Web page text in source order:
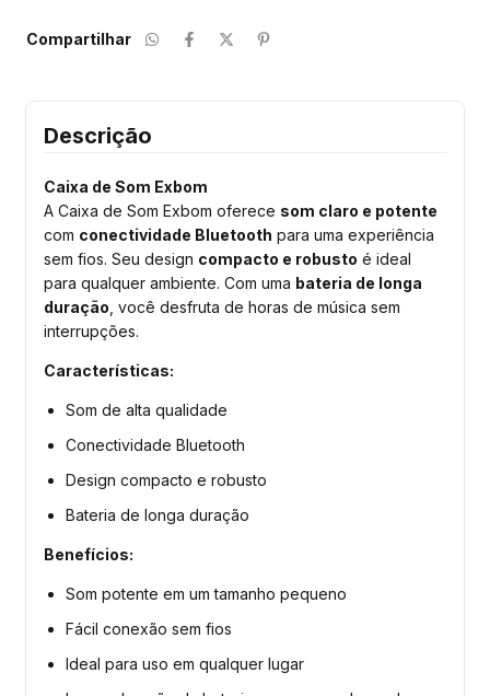
Compartilhar
Descrição
Caixa de Som Exbom
A Caixa de Som Exbom oferece som claro e potente
com conectividade Bluetooth para uma experiência
sem fios. Seu design compacto e robusto é ideal
para qualquer ambiente. Com uma bateria de longa
duração , você desfruta de horas de música sem
interrupções.
Características:
Som de alta qualidade
Conectividade Bluetooth
Design compacto e robusto
Bateria de longa duração
Benefícios:
Som potente em um tamanho pequeno
Fácil conexão sem fios
Ideal para uso em qualquer lugar